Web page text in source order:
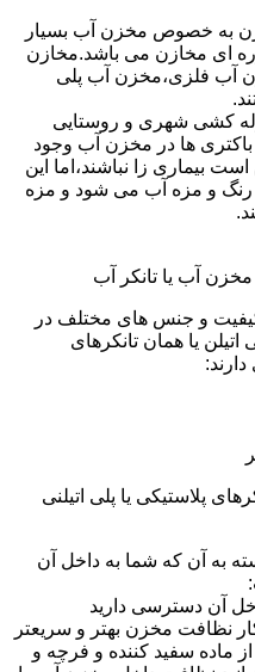
به خصوص مخزن آب بسیار
ای مخازن می باشد.مخازن
آب فلزی،مخزن آب پلی
کشی شهری و روستایی
ها در مخزن آب وجود
بیماری زا نباشند،اما این
رنگ و مزه آب می شود و مزه
آب یا تانکر آب
و جنس های مختلف در
یا همان تانکرهای
پلاستیکی یا پلی اتیلنی
به آن که شما به داخل آن
آن دسترسی دارید
نظافت مخزن بهتر و سریعتر
ماده سفید کننده و فرچه و